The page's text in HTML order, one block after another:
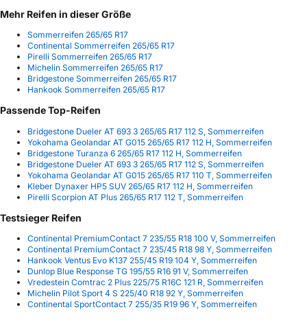
Mehr Reifen in dieser Größe
Sommerreifen 265/65 R17
Continental Sommerreifen 265/65 R17
Pirelli Sommerreifen 265/65 R17
Michelin Sommerreifen 265/65 R17
Bridgestone Sommerreifen 265/65 R17
Hankook Sommerreifen 265/65 R17
Passende Top-Reifen
Bridgestone Dueler AT 693 3 265/65 R17 112 S, Sommerreifen
Yokohama Geolandar AT G015 265/65 R17 112 H, Sommerreifen
Bridgestone Turanza 6 265/65 R17 112 H, Sommerreifen
Bridgestone Dueler AT 693 3 265/65 R17 112 S, Sommerreifen
Yokohama Geolandar AT G015 265/65 R17 110 T, Sommerreifen
Kleber Dynaxer HP5 SUV 265/65 R17 112 H, Sommerreifen
Pirelli Scorpion AT Plus 265/65 R17 112 T, Sommerreifen
Testsieger Reifen
Continental PremiumContact 7 235/55 R18 100 V, Sommerreifen
Continental PremiumContact 7 235/45 R18 98 Y, Sommerreifen
Hankook Ventus Evo K137 255/45 R19 104 Y, Sommerreifen
Dunlop Blue Response TG 195/55 R16 91 V, Sommerreifen
Vredestein Comtrac 2 Plus 225/75 R16C 121 R, Sommerreifen
Michelin Pilot Sport 4 S 225/40 R18 92 Y, Sommerreifen
Continental SportContact 7 255/35 R19 96 Y, Sommerreifen